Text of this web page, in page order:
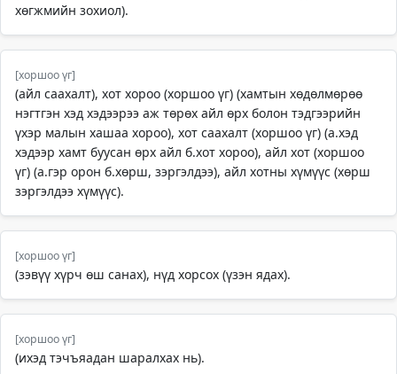
хөгжмийн зохиол).
[хоршоо үг]
(айл саахалт), хот хороо (хоршоо үг) (хамтын хөдөлмөрөө
нэгтгэн хэд хэдээрээ аж төрөх айл өрх болон тэдгээрийн
үхэр малын хашаа хороо), хот саахалт (хоршоо үг) (а.хэд
хэдээр хамт буусан өрх айл б.хот хороо), айл хот (хоршоо
үг) (а.гэр орон б.хөрш, зэргэлдээ), айл хотны хүмүүс (хөрш
зэргэлдээ хүмүүс).
[хоршоо үг]
(зэвүү хүрч өш санах), нүд хорсох (үзэн ядах).
[хоршоо үг]
(ихэд тэчъяадан шаралхах нь).